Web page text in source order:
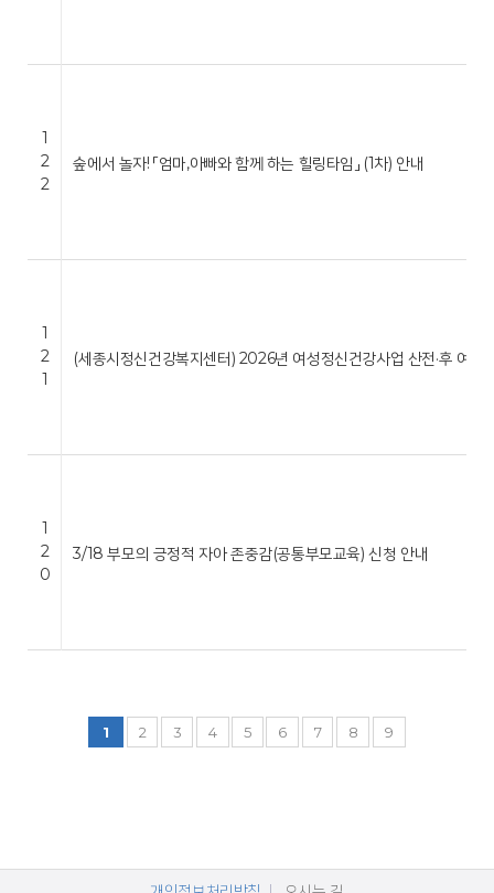
1
2
2
숲에서 놀자! 「엄마,아빠와 함께 하는 힐링타임」 (1차) 안내
1
2
1
(세종시정신건강복지센터) 2026년 여성정신건강사업 산전·후 여성
1
2
0
3/18 부모의 긍정적 자아 존중감(공통부모교육) 신청 안내
1 2 3 4 5 6 7 8 9